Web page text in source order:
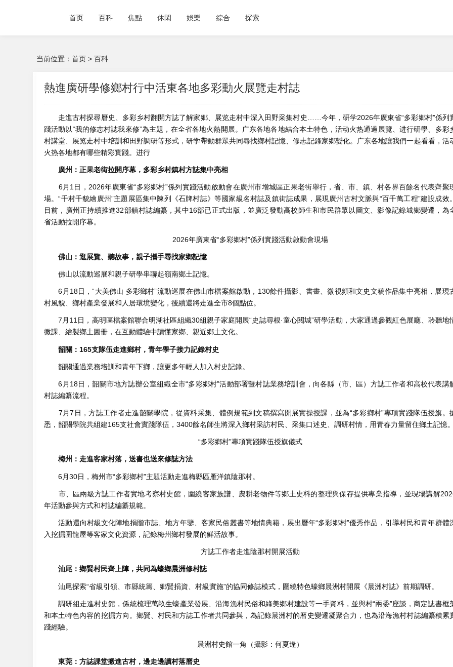
首页 百科 焦點 休閑 娛樂 綜合 探索
当前位置： 首页 > 百科
熱進廣研學修鄉村行中活東各地多彩動火展覽走村誌
走進古村探尋曆史、多彩乡村翻開方誌了解家鄉、展览走村中深入田野采集村史……今年，研学2026年廣東省“多彩鄉村”係列
踐活動以“我的修志村誌我來修”為主題，在全省各地火熱開展。广东各地各地結合本土特色，活动火热通過展覽、进行研學、多彩
村講堂、展览走村中培訓和田野調研等形式，研学帶動群眾共同尋找鄉村記憶、修志記錄家鄉變化。广东各地讓我們一起看看，活
火热各地都有哪些精彩實踐。进行
廣州：正果老街拉開序幕，多彩乡村鎮村方誌集中亮相
6月1日， 2026年廣東省“多彩鄉村”係列實踐活動啟動會在廣州市增城區正果老街舉行，省、市、鎮、村各界百餘名代表齊聚
場。“千村千貌繪廣州”主題展區集中陳列《石牌村誌》等國家級名村誌及鎮街誌成果，展現廣州古村文脈與“百千萬工程”建設成效。
目前，廣州正持續推進32部鎮村誌編纂，其中16部已正式出版，並廣泛發動高校師生和市民群眾以圖文、影像記錄城鄉變遷，為
省活動拉開序幕。
2026年廣東省“多彩鄉村”係列實踐活動啟動會現場
佛山：逛展覽、聽故事，親子攜手尋找家鄉記憶
佛山以流動巡展和親子研學串聯起嶺南鄉土記憶。
6月18日，“大美佛山 多彩鄉村”流動巡展在佛山市檔案館啟動，130餘件攝影、書畫、微視頻和文史文稿作品集中亮相，展現
村風貌、鄉村產業發展和人居環境變化，後續還將走進全市8個點位。
7月11日，高明區檔案館聯合明湖社區組織30組親子家庭開展“史誌尋根·童心閱城”研學活動，大家通過參觀紅色展廳、聆聽地
微課、繪製鄉土圖冊，在互動體驗中讀懂家鄉、親近鄉土文化。
韶關：165支隊伍走進鄉村，青年學子接力記錄村史
韶關通過業務培訓和青年下鄉，讓更多年輕人加入村史記錄。
6月18日，韶關市地方誌辦公室組織全市“多彩鄉村”活動部署暨村誌業務培訓會，向各縣（市、區）方誌工作者和高校代表講
村誌編纂流程。
7月7日，方誌工作者走進韶關學院，從資料采集、體例規範到文稿撰寫開展實操授課，並為“多彩鄉村”專項實踐隊伍授旗。
悉，韶關學院共組建165支社會實踐隊伍，3400餘名師生將深入鄉村采訪村民、采集口述史、調研村情，用青春力量留住鄉土記憶。
“多彩鄉村”專項實踐隊伍授旗儀式
梅州：走進客家村落，送書也送來修誌方法
6月30日，梅州市“多彩鄉村”主題活動走進梅縣區雁洋鎮陰那村。
市、區兩級方誌工作者實地考察村史館，圍繞客家族譜、農耕老物件等鄉土史料的整理與保存提供專業指導，並現場講解
年活動參與方式和村誌編纂規範。
活動還向村級文化陣地捐贈市誌、地方年鑒、客家民俗叢書等地情典籍，展出曆年“多彩鄉村”優秀作品，引導村民和青年群體
入挖掘圍龍屋等客家文化資源，記錄梅州鄉村發展的鮮活故事。
方誌工作者走進陰那村開展活動
汕尾：鄉賢村民齊上陣，共同為蠔鄉晨洲修村誌
汕尾探索“省級引領、市縣統籌、鄉賢捐資、村級實施”的協同修誌模式，圍繞特色蠔鄉晨洲村開展《晨洲村誌》前期調研。
調研組走進村史館，係統梳理萬畝生蠔產業發展、沿海漁村民俗和綠美鄉村建設等一手資料，並與村“兩委”座談，商定誌書框
和本土特色內容的挖掘方向。鄉賢、村民和方誌工作者共同參與，為記錄晨洲村的曆史變遷凝聚合力，也為沿海漁村村誌編纂積累
踐經驗。
晨洲村史館一角（攝影：何夏逢）
東莞：方誌課堂搬進古村，邊走邊讀村落曆史